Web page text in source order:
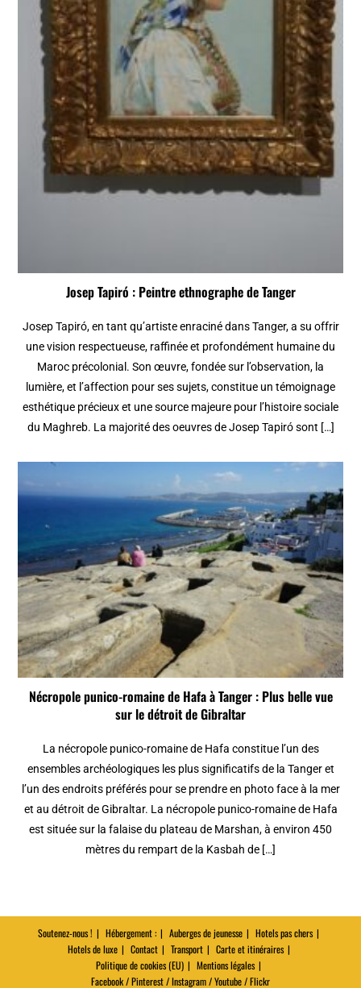
Josep Tapiró : Peintre ethnographe de Tanger
Josep Tapiró, en tant qu’artiste enraciné dans Tanger, a su offrir
une vision respectueuse, raffinée et profondément humaine du
Maroc précolonial. Son œuvre, fondée sur l’observation, la
lumière, et l’affection pour ses sujets, constitue un témoignage
esthétique précieux et une source majeure pour l’histoire sociale
du Maghreb. La majorité des oeuvres de Josep Tapiró sont […]
Nécropole punico-romaine de Hafa à Tanger : Plus belle vue
sur le détroit de Gibraltar
La nécropole punico-romaine de Hafa constitue l’un des
ensembles archéologiques les plus significatifs de la Tanger et
l’un des endroits préférés pour se prendre en photo face à la mer
et au détroit de Gibraltar. La nécropole punico-romaine de Hafa
est située sur la falaise du plateau de Marshan, à environ 450
mètres du rempart de la Kasbah de […]
Soutenez-nous ! Hébergement : Auberges de jeunesse
Hotels pas chers
Hotels de luxe
Contact Transport
Carte et itinéraires
Politique de cookies (EU)
Mentions légales
Facebook / Pinterest / Instagram / Youtube / Flickr